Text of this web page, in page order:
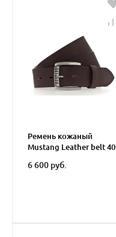
Ремень кожаный
Mustang Leather belt 40
6 600 руб.